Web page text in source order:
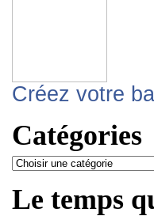
Créez votre
Catégories
Le temps